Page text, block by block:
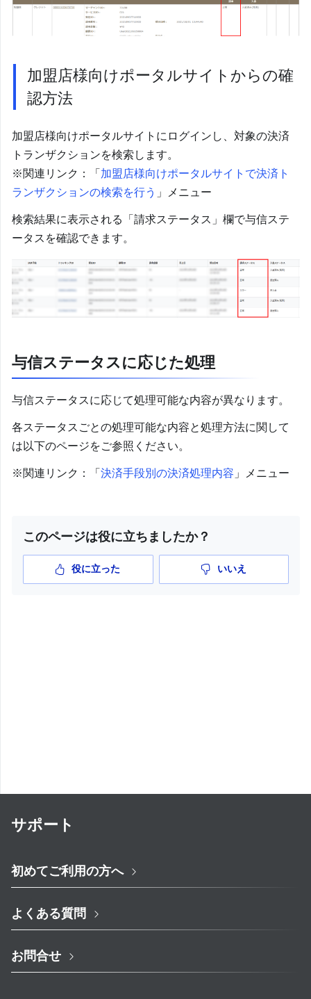
加盟店様向けポータルサイトからの確
認方法
加盟店様向けポータルサイトにログインし、対象の決済
トランザクションを検索します。
※関連リンク：「 加盟店様向けポータルサイトで決済ト
ランザクションの検索を行う 」メニュー
検索結果に表示される「請求ステータス」欄で与信ステ
ータスを確認できます。
与信ステータスに応じた処理
与信ステータスに応じて処理可能な内容が異なります。
各ステータスごとの処理可能な内容と処理方法に関して
は以下のページをご参照ください。
※関連リンク：「 決済手段別の決済処理内容 」メニュー
このページは役に立ちましたか？
役に立った いいえ
サポート
初めてご利用の方へ
よくある質問
お問合せ